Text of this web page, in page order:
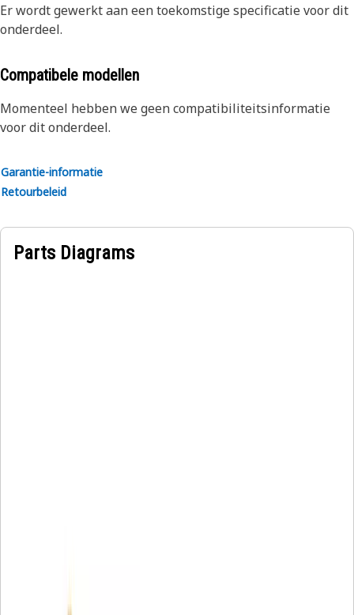
Er wordt gewerkt aan een toekomstige specificatie voor dit
onderdeel.
Compatibele modellen
Momenteel hebben we geen compatibiliteitsinformatie
voor dit onderdeel.
Garantie-informatie
Retourbeleid
Parts Diagrams